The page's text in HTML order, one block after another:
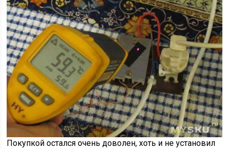
Покупкой остался очень доволен, хоть и не установил